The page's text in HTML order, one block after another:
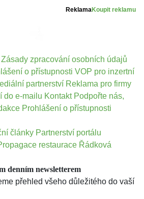
ReklamaKoupit reklamu
Zásady zpracování osobních údajů
o přístupnosti VOP pro inzertní
partnerství Reklama pro firmy
do e-mailu Kontakt Podpořte nás,
Prohlášení o přístupnosti
články Partnerství portálu
restaurace Řádková
denním newsletterem
přehled všeho důležitého do vaší